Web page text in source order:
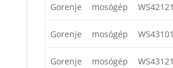
Gorenje mosógép WS42121
Gorenje mosógép WS43101
Gorenje mosógép WS43121